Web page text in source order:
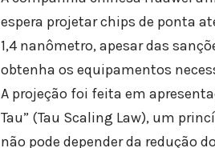
espera projetar chips de ponta
1,4 nanômetro, apesar das
obtenha os equipamentos
A projeção foi feita em
Tau” (Tau Scaling Law), um
não pode depender da redução